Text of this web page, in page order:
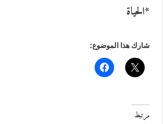
*الحياة
شارك هذا الموضوع:
مرتبط